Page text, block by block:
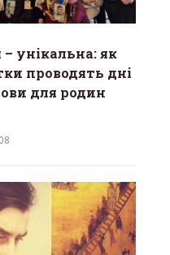
– унікальна: як
проводять дні
для родин